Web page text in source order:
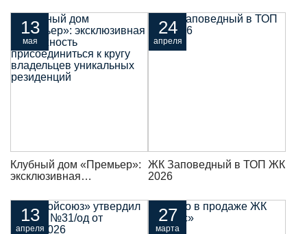
13
мая
Клубный дом «Премьер»:
эксклюзивная
присоединиться к кругу
владельцев уникальных
резиденций
24
апреля
ЖК Заповедный в ТОП ЖК
2026
13
апреля
27
марта